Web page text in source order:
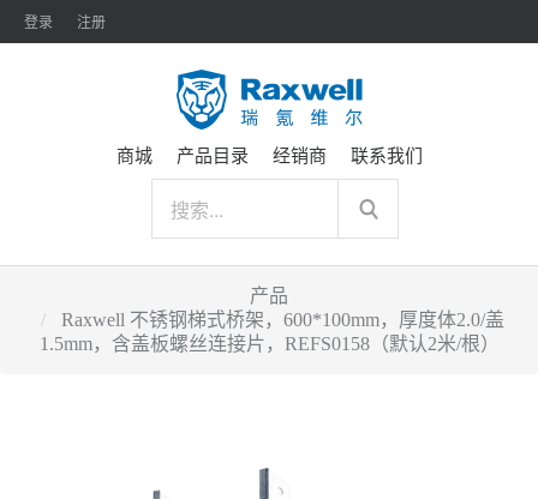
登录 注册
商城 产品目录 经销商 联系我们
产品
Raxwell 不锈钢梯式桥架，600*100mm，厚度体2.0/盖
1.5mm，含盖板螺丝连接片，REFS0158（默认2米/根）